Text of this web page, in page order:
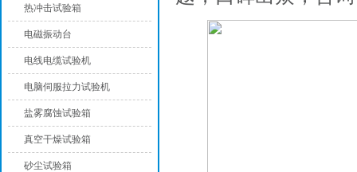
热冲击试验箱
电磁振动台
电线电缆试验机
电脑伺服拉力试验机
盐雾腐蚀试验箱
真空干燥试验箱
砂尘试验箱